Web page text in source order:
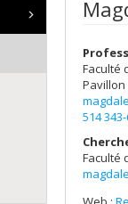
Faculté
514
Faculté